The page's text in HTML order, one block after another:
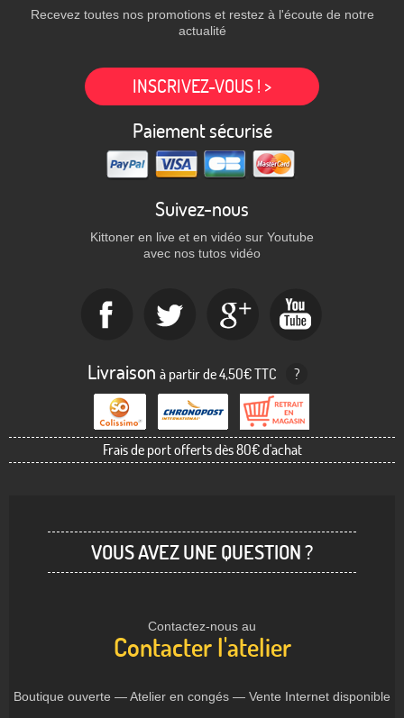
Recevez toutes nos promotions et restez à l'écoute de notre
actualité
INSCRIVEZ-VOUS ! >
Paiement sécurisé
Suivez-nous
Kittoner en live et en vidéo sur Youtube
avec nos tutos vidéo
Livraison à partir de 4,50€ TTC ?
Frais de port offerts dès 80€ d'achat
VOUS AVEZ UNE QUESTION ?
Contactez-nous au
Contacter l'atelier
Boutique ouverte — Atelier en congés — Vente Internet disponible